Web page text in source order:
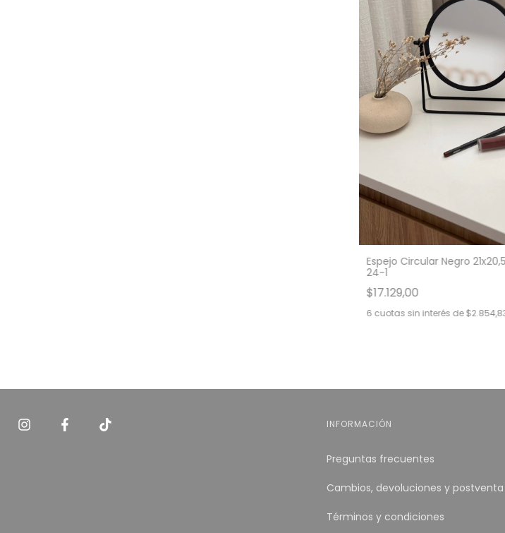
Espejo Circular Negro
24-1
$17.129,00
6 cuotas sin interés de
INFORMACIÓN
Preguntas frecuentes
Cambios, devoluciones y postventa
Términos y condiciones